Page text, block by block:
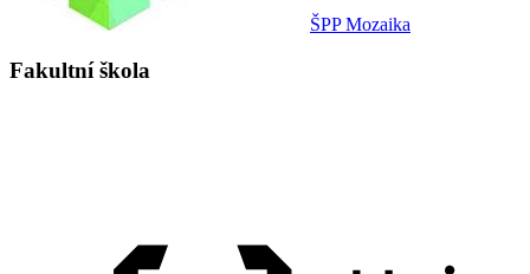
ŠPP Mozaika
Fakultní škola